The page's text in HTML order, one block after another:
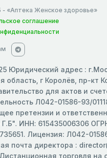
- «Аптека Женское здоровье»
соглашение
Юридический адрес :
область, г Королёв, пр-кт
для актов и
Л042-01586-93/
претензии и
ИНН: 615435006306
Лицензия: Л042-
почта директора :
торговля на